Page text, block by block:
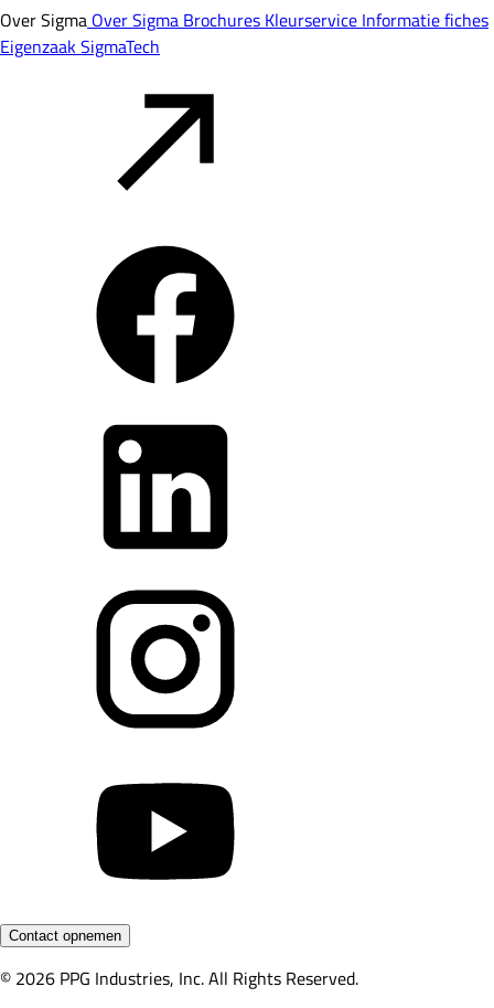
Over Sigma Over Sigma Brochures Kleurservice Informatie fiches
EigenzaakSigmaTech
Contact opnemen
© 2026 PPG Industries, Inc. All Rights Reserved.